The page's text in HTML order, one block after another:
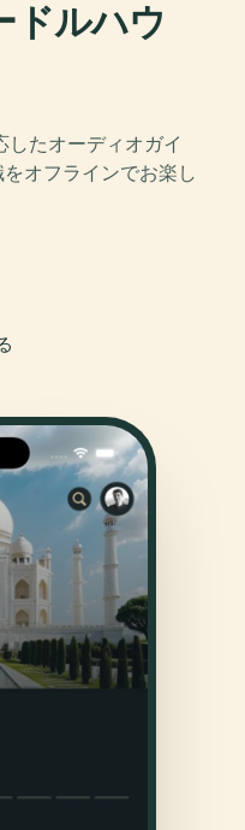
ドルハウ
したオーディオガイ
オフラインでお楽し